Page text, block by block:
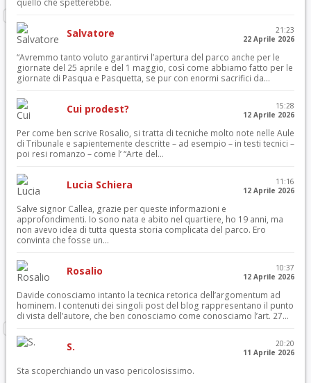
quello che spetterebbe.
Salvatore
21:23
22 Aprile 2026
“Avremmo tanto voluto garantirvi l’apertura del parco anche per le
giornate del 25 aprile e del 1 maggio, così come abbiamo fatto per le
giornate di Pasqua e Pasquetta, se pur con enormi sacrifici da...
Cui prodest?
15:28
12 Aprile 2026
Per come ben scrive Rosalio, si tratta di tecniche molto note nelle Aule
di Tribunale e sapientemente descritte – ad esempio – in testi tecnici –
poi resi romanzo – come l’ “Arte del...
Lucia Schiera
11:16
12 Aprile 2026
Salve signor Callea, grazie per queste informazioni e
approfondimenti. Io sono nata e abito nel quartiere, ho 19 anni, ma
non avevo idea di tutta questa storia complicata del parco. Ero
convinta che fosse un...
Rosalio
10:37
12 Aprile 2026
Davide conosciamo intanto la tecnica retorica dell’argomentum ad
hominem. I contenuti dei singoli post del blog rappresentano il punto
di vista dell’autore, che ben conosciamo come conosciamo l’art. 27...
S.
20:20
11 Aprile 2026
Sta scoperchiando un vaso pericolosissimo.